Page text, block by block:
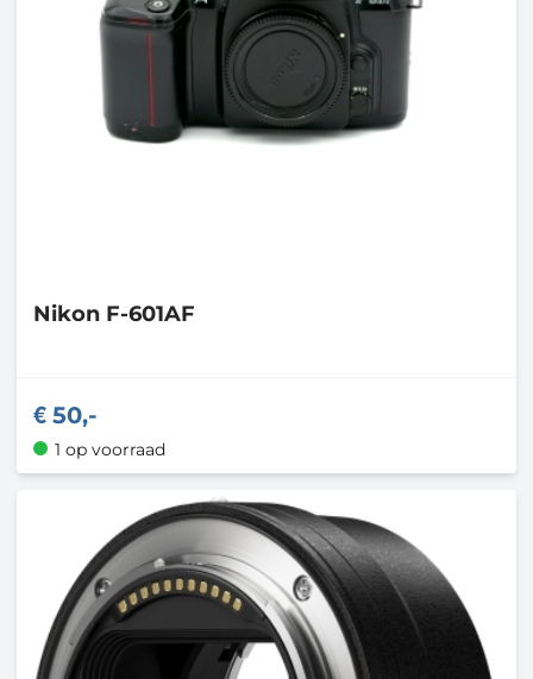
Nikon F-601AF
50,-
1 op voorraad